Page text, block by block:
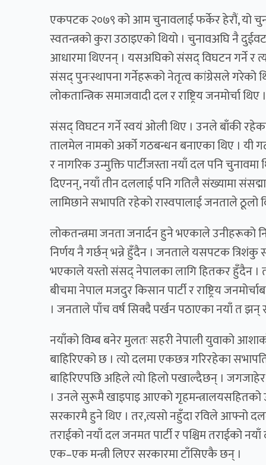
एकपटक २०७९ को आम चुनावलाई फर्केर हेरौं, यो
स्वतन्त्रको कुरा उठाइएको थियो । चुनावअघि नै
आधारमा थिएनन् । यसअघिको संसद् विघटन गर्ने र
संसद् पुनःस्थापना गर्नेहरूको नेतृत्व कांग्रेसले गरेको
लोकतान्त्रिक समाजवादी दल र राष्ट्रिय जनमोर्चा थिए ।
संसद् विघटन गर्ने स्वयं ओली थिए । उनले बाँकी रहेका
तालमेल नामको अर्को गठबन्धन बनाएका थिए । यी
र नागरिक उन्मुक्ति पार्टीजस्ता नयाँ दल पनि
दिएनन्, नयाँ तीन दललाई पनि गतिलै संख्यामा
लामिछाने सभापति रहेको रास्वपालाई जनताले ठूलो
लोकतन्त्रमा जनता जनार्दन हुने भएकाले उनीहरूको
निर्णय नै गर्छन् भन्ने हुँदैन । जनताले यसपटक
भएकाले यस्तो संसद् नेपालका लागि हितकर हुँदैन ।
बीचमा नेपाल मजदुर किसान पार्टी र राष्ट्रिय
। जनताले पाँच वर्ष सिक्दै पर्खन पठाएका नयाँ त झन्
नयाँको विम्ब बनेर मुलतः सहरी नेपाली युवाको
बाहिरिएको छ । त्यो दलमा एकछत्र गरिरहेका
बाहिरिएपछि अहिले त्यो हिलो पखाल्दैछन् ।
। उनले सुरूमै खाइपाइ आएको गृहमन्त्रालयसहितको
सरकारमै हुने थिए । तर,त्यसो नहुँदा रविले आफ्नो
तराईको नयाँ दल जनमत पार्टी र पश्चिम तराईको
एक–एक मन्त्री लिएर सरकारमा टाँसिएकै छन् ।